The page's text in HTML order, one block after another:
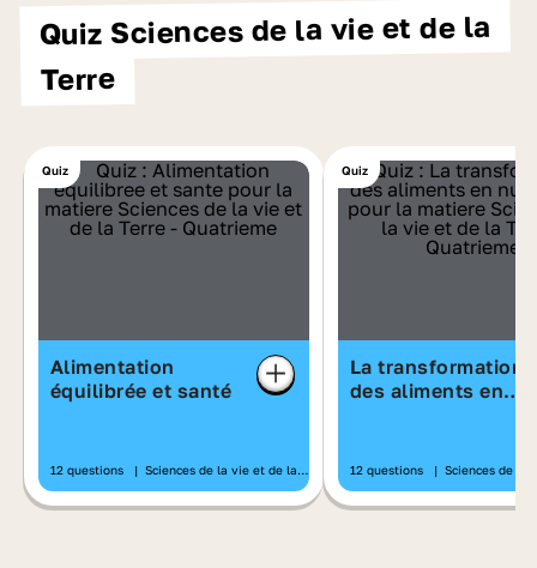
Quiz Sciences de la vie et de la
Terre
Quiz
Alimentation
équilibrée et santé
12 questions | Sciences de la vie et de la
Quiz
La transformation
des aliments en
12 questions | Sciences de la